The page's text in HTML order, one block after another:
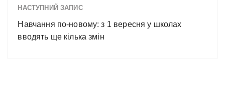
НАСТУПНИЙ ЗАПИС
Навчання по-новому: з 1 вересня у школах
вводять ще кілька змін